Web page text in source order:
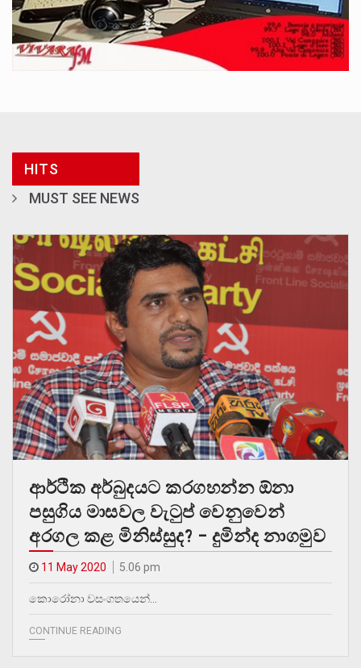
HITS
MUST SEE NEWS
ආර්ථික අර්බුදයට කරගහන්න ඕනා
පසුගිය මාසවල වැටුප් වෙනුවෙන්
අරගල කළ මිනිස්සුද? – දුමින්ද නාගමුව
11 May 2020 5.06 pm
කොරෝනා වසංගතයෙන්…
CONTINUE READING